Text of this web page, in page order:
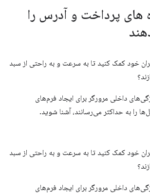
های پرداخت و آدرس را
خود کمک کنید تا به سرعت و به راحتی از سبد
داخلی مرورگر برای ایجاد فرم‌های
را به حداکثر می‌رسانند، آشنا شوید.
خود کمک کنید تا به سرعت و به راحتی از سبد
داخلی مرورگر برای ایجاد فرم‌های